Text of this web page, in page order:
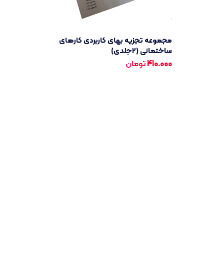
مجموعه تجزیه بهای کاربردی کارهای
ساختمانی (۲جلدی)
410.000تومان